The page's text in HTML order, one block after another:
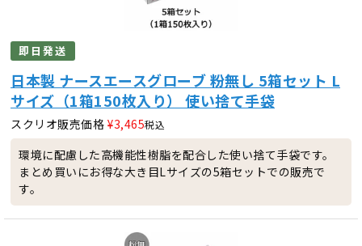
即日発送
日本製 ナースエースグローブ 粉無し 5箱セット L
サイズ（1箱150枚入り） 使い捨て手袋
スクリオ販売価格 ¥3,465税込
環境に配慮した高機能性樹脂を配合した使い捨て手袋です。
まとめ買いにお得な大き目Lサイズの5箱セットでの販売で
す。